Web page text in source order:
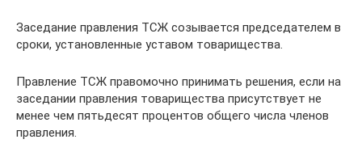
Заседание правления ТСЖ созывается председателем в
сроки, установленные уставом товарищества.
Правление ТСЖ правомочно принимать решения, если на
заседании правления товарищества присутствует не
менее чем пятьдесят процентов общего числа членов
правления.